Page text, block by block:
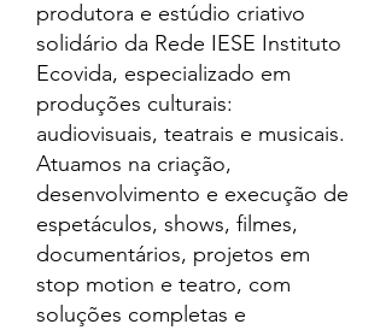
produtora e estúdio criativo
solidário da Rede IESE Instituto
Ecovida, especializado em
produções culturais:
audiovisuais, teatrais e musicais.
Atuamos na criação,
desenvolvimento e execução de
espetáculos, shows, filmes,
documentários, projetos em
stop motion e teatro, com
soluções completas e